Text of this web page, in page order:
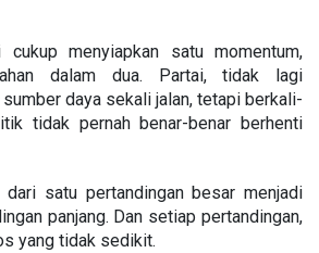
menyiapkan satu momentum,
dalam dua. Partai, tidak lagi
sumber daya sekali jalan, tetapi berkali-
tidak pernah benar-benar berhenti
dari satu pertandingan besar menjadi
panjang. Dan setiap pertandingan,
yang tidak sedikit.